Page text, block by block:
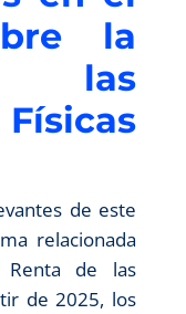
la
las
de este
relacionada
de las
de 2025, los